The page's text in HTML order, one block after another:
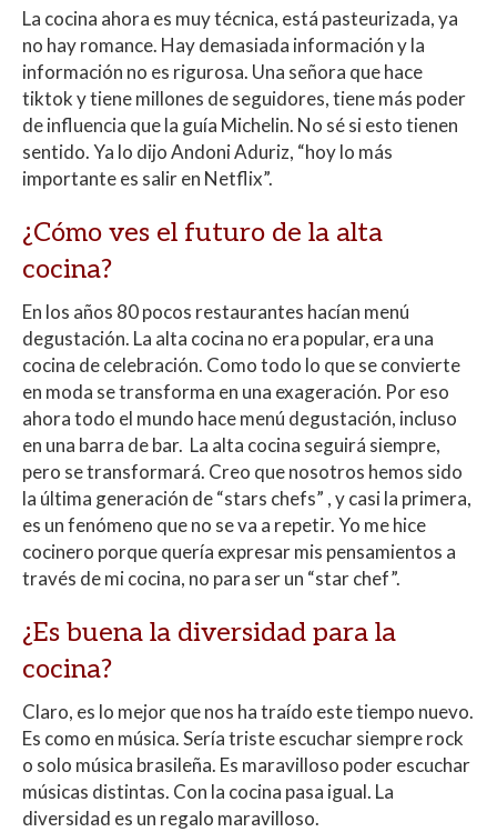
La cocina ahora es muy técnica, está pasteurizada, ya
no hay romance. Hay demasiada información y la
información no es rigurosa. Una señora que hace
tiktok y tiene millones de seguidores, tiene más poder
de influencia que la guía Michelin. No sé si esto tienen
sentido. Ya lo dijo Andoni Aduriz, “hoy lo más
importante es salir en Netflix”.
¿Cómo ves el futuro de la alta
cocina?
En los años 80 pocos restaurantes hacían menú
degustación. La alta cocina no era popular, era una
cocina de celebración. Como todo lo que se convierte
en moda se transforma en una exageración. Por eso
ahora todo el mundo hace menú degustación, incluso
en una barra de bar. La alta cocina seguirá siempre,
pero se transformará. Creo que nosotros hemos sido
la última generación de “stars chefs” , y casi la primera,
es un fenómeno que no se va a repetir. Yo me hice
cocinero porque quería expresar mis pensamientos a
través de mi cocina, no para ser un “star chef”.
¿Es buena la diversidad para la
cocina?
Claro, es lo mejor que nos ha traído este tiempo nuevo.
Es como en música. Sería triste escuchar siempre rock
o solo música brasileña. Es maravilloso poder escuchar
músicas distintas. Con la cocina pasa igual. La
diversidad es un regalo maravilloso.